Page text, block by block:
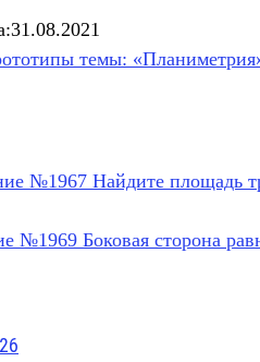
31.08.2021
темы:
№1967 Найдите площадь
№1969 Боковая сторона